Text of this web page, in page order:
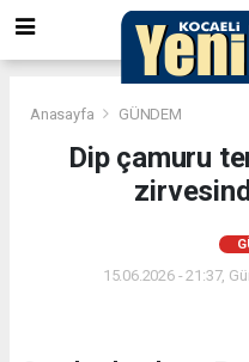
Anasayfa GÜNDEM
Dip çamuru
15.06.2026 - 21:37,